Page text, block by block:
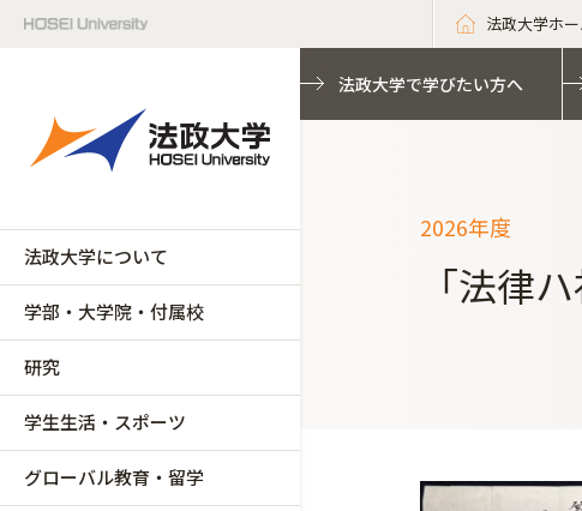
法政大学ホ
法政大学について
学部・大学院・付属校
研究
学生生活・スポーツ
グローバル教育・留学
法政大学で学びたい方へ
2026年度
「法律